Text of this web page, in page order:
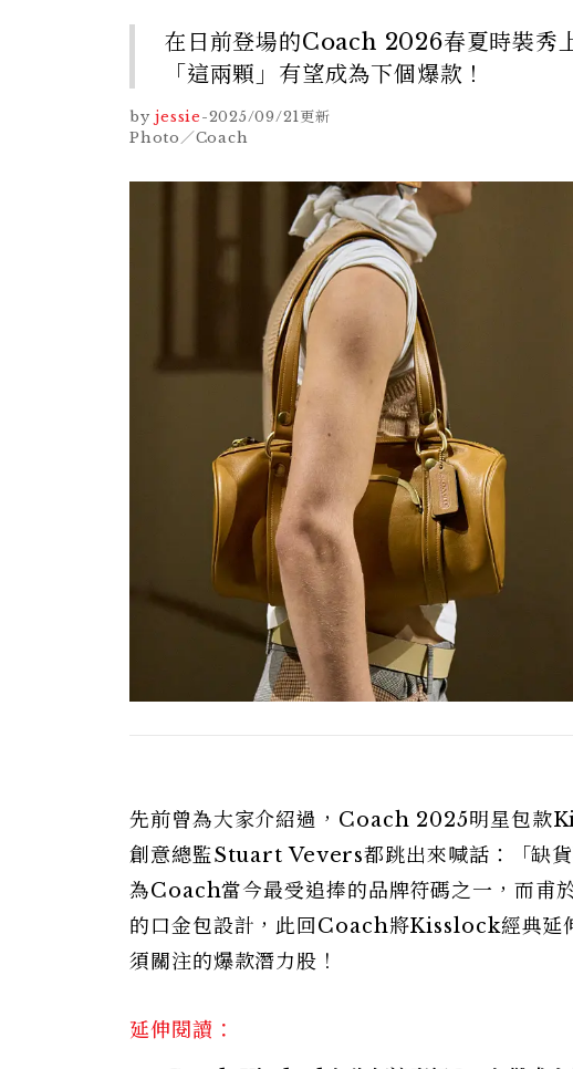
在日前登場的Coach 2026春夏時裝秀
「這兩顆」有望成為下個爆款！
by jessie-2025/09/21更新
Photo／Coach
先前曾為大家介紹過，Coach 2025明星包
創意總監Stuart Vevers都跳出來喊話：「缺
為Coach當今最受追捧的品牌符碼之一，而甫
的口金包設計，此回Coach將Kisslock經典延
須關注的爆款潛力股！
延伸閱讀：